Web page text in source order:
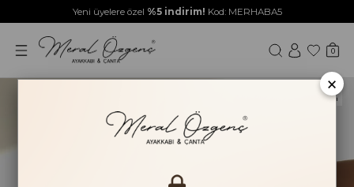
Yeni üyelere özel %5 indirim! Kod: MERHABA5
0
Yeni Ürün
×